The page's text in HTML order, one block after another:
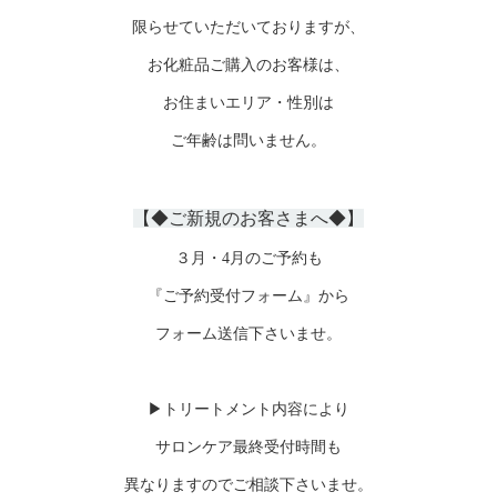
限らせていただいておりますが、
お化粧品ご購入のお客様は、
お住まいエリア・性別は
ご年齢は問いません。
【◆ご新規のお客さまへ◆】
３月・4月のご予約も
『ご予約受付フォーム』から
フォーム送信下さいませ。
▶︎トリートメント内容により
サロンケア最終受付時間も
異なりますのでご相談下さいませ。